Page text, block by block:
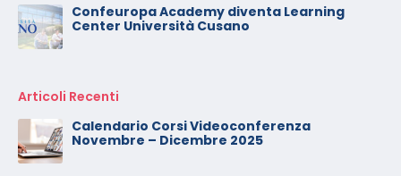
Confeuropa Academy diventa Learning
Center Università Cusano
Articoli Recenti
Calendario Corsi Videoconferenza
Novembre – Dicembre 2025